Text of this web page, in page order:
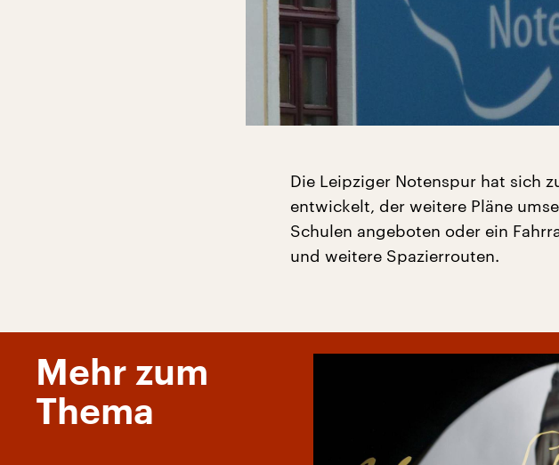
Die Leipziger Notenspur hat sich
entwickelt, der weitere Pläne
Schulen angeboten oder ein
und weitere Spazierrouten.
Mehr zum
Thema